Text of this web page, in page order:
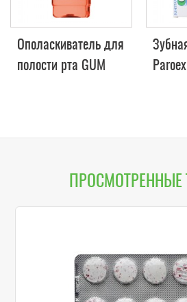
Ополаскиватель для
полости рта GUM
ПРОСМОТРЕННЫЕ